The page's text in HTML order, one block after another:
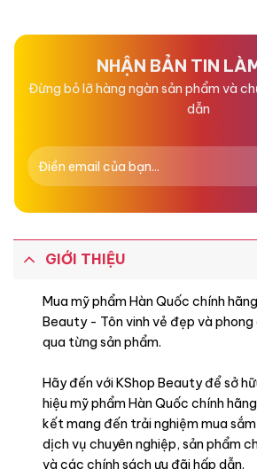
NHẬN BẢN TIN
Đừng bỏ lỡ hàng ngàn sản phẩm và
dẫn
GIỚI THIỆU
Mua mỹ phẩm Hàn Quốc chính
Beauty - Tôn vinh vẻ đẹp và
qua từng sản phẩm.
Hãy đến với KShop Beauty để sở
hiệu mỹ phẩm Hàn Quốc chính
kết mang đến trải nghiệm mua
dịch vụ chuyên nghiệp, sản phẩm
và các chính sách ưu đãi hấp dẫn.